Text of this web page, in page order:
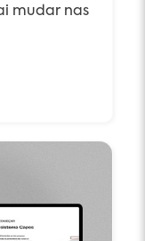
mudar nas